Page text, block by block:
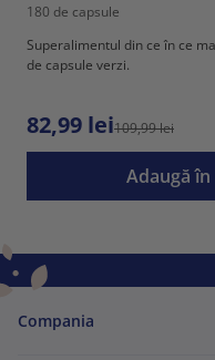
180 de capsule
Superalimentul din ce în ce
de capsule verzi.
82,99 lei109,99 lei
Adaugă în
Compania